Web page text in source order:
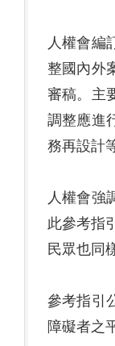
人權會編
整國內外
審稿。主
調整應進
務再設計
人權會強
此參考指
民眾也同
參考指引
障礙者之